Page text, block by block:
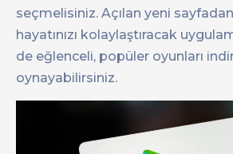
seçmelisiniz. Açılan yeni
hayatınızı kolaylaştıracak
de eğlenceli, popüler oyunları
oynayabilirsiniz.